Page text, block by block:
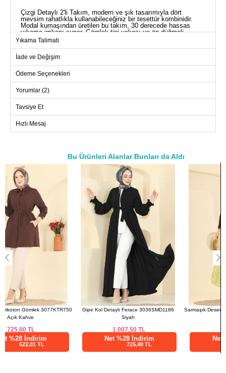
Çizgi Detaylı 2'li Takım, modern ve şık tasarımıyla dört
mevsim rahatlıkla kullanabileceğiniz bir tesettür kombinidir.
Modal kumaşından üretilen bu takım, 30 derecede hassas
yıkama imkanı sunar. Gömlek tipi yakası ve ön düğmeli
tasarımıyla pratik bir kullanım sağlar. Lastikli etek beli ve
şıklığı konforla buluşturmak isteyenler için idealdir.
GÖMLEK BEDEN ÖLÇÜLERİ
(CM)
Beden
Göğüs
Boy
40-42
100
53
ETEK BEDEN ÖLÇÜLERİ
Beden
Yıkama Talimatı
İade ve Değişim
Ödeme Seçenekleri
Yorumlar (2)
Tavsiye Et
Hızlı Mesaj
Bu Ürünleri Alanlar Bunları da Aldı
a>
Gipe Kol Detaylı Ferace 3036SMD1186
Net %28 İndirim
Sarmaşık Desen Jesica Etek 136NZRK1200
Net %28 İndirim